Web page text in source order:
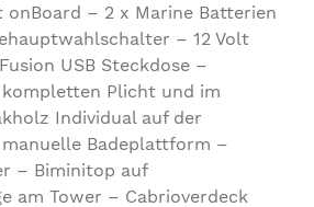
onBoard – 2 x Marine Batterien
– 12 Volt
USB Steckdose –
Plicht und im
Individual auf der
Badeplattform –
– Biminitop auf
am Tower – Cabrioverdeck